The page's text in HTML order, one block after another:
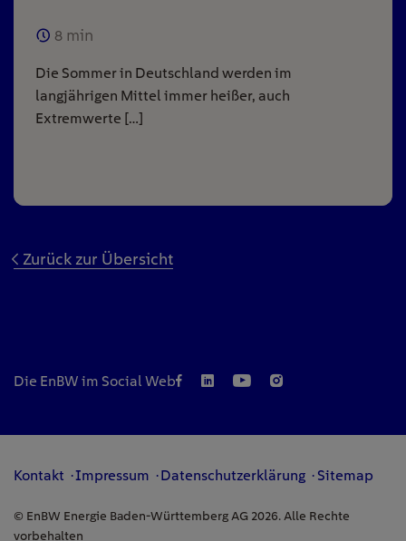
8 min
Die Sommer in Deutschland werden im
langjährigen Mittel immer heißer, auch
Extremwerte […]
Zurück zur Übersicht
Die EnBW im Social Web
Kontakt Impressum Datenschutzerklärung Sitemap
© EnBW Energie Baden-Württemberg AG 2026. Alle Rechte
vorbehalten